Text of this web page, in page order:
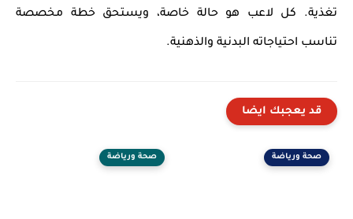
تغذية. كل لاعب هو حالة خاصة، ويستحق خطة مخصصة
تناسب احتياجاته البدنية والذهنية.
قد يعجبك ايضا
صحة ورياضة صحة ورياضة